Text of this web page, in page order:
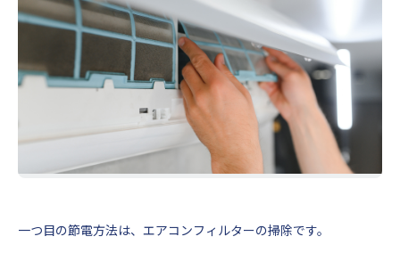
一つ目の節電方法は、エアコンフィルターの掃除です。